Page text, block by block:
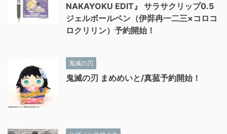
NAKAYOKU EDIT』 サラサクリップ0.5
ジェルボールペン（伊弉冉一二三×コロコ
ロクリリン）予約開始！
鬼滅の刃
鬼滅の刃 まめめいと/真菰予約開始！